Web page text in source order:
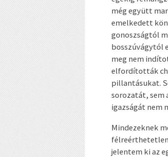
még együtt
emelkedett
gonoszságtól
bosszúvágytól
meg nem
elfordították
pillantásukat.
sorozatát, sem
igazságát nem
Mindezeknek
jelentem ki az